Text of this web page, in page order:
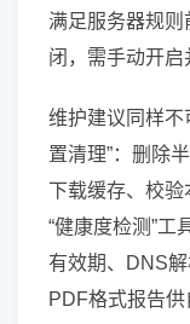
满足服务器规
闭，需手动开启
维护建议同样不
置清理”：删除
下载缓存、校
“健康度检测”工
有效期、DNS
PDF格式报告